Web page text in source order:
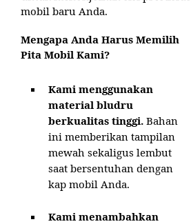
mobil baru Anda.
Mengapa Anda Harus Memilih
Pita Mobil Kami?
Kami menggunakan
material bludru
berkualitas tinggi. Bahan
ini memberikan tampilan
mewah sekaligus lembut
saat bersentuhan dengan
kap mobil Anda.
Kami menambahkan